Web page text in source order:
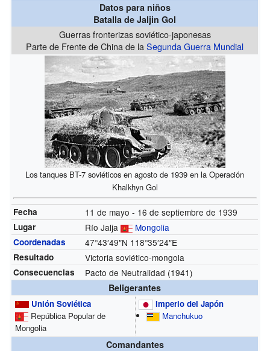
Datos para niños
Batalla de Jaljin Gol
Guerras fronterizas soviético-japonesas
Parte de Frente de China de laSegunda Guerra Mundial
Los tanques BT-7 soviéticos en agosto de 1939 en la Operación
Khalkhyn Gol
Fecha 11 de mayo - 16 de septiembre de 1939
Lugar Río Jalja Mongolia
Coordenadas 47°43′49″N 118°35′24″E
Resultado Victoria soviético-mongola
Consecuencias Pacto de Neutralidad (1941)
Beligerantes
Unión Soviética
República Popular de
Mongolia
Imperio del Japón
Manchukuo
Comandantes